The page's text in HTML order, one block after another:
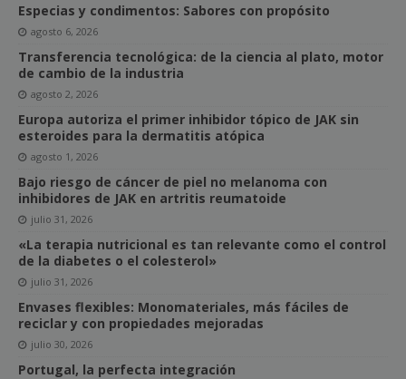
Especias y condimentos: Sabores con propósito
agosto 6, 2026
Transferencia tecnológica: de la ciencia al plato, motor
de cambio de la industria
agosto 2, 2026
Europa autoriza el primer inhibidor tópico de JAK sin
esteroides para la dermatitis atópica
agosto 1, 2026
Bajo riesgo de cáncer de piel no melanoma con
inhibidores de JAK en artritis reumatoide
julio 31, 2026
«La terapia nutricional es tan relevante como el control
de la diabetes o el colesterol»
julio 31, 2026
Envases flexibles: Monomateriales, más fáciles de
reciclar y con propiedades mejoradas
julio 30, 2026
Portugal, la perfecta integración